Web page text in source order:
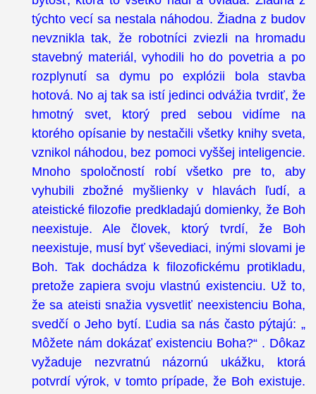
týchto vecí sa nestala náhodou. Žiadna z budov
nevznikla tak, že robotníci zviezli na hromadu
stavebný materiál, vyhodili ho do povetria a po
rozplynutí sa dymu po explózii bola stavba
hotová. No aj tak sa istí jedinci odvážia tvrdiť, že
hmotný svet, ktorý pred sebou vidíme na
ktorého opísanie by nestačili všetky knihy sveta,
vznikol náhodou, bez pomoci vyššej inteligencie.
Mnoho spoločností robí všetko pre to, aby
vyhubili zbožné myšlienky v hlavách ľudí, a
ateistické filozofie predkladajú domienky, že Boh
neexistuje. Ale človek, ktorý tvrdí, že Boh
neexistuje, musí byť vševediaci, inými slovami je
Boh. Tak dochádza k filozofickému protikladu,
pretože zapiera svoju vlastnú existenciu. Už to,
že sa ateisti snažia vysvetliť neexistenciu Boha,
svedčí o Jeho bytí. Ľudia sa nás často pýtajú: „
Môžete nám dokázať existenciu Boha?“ . Dôkaz
vyžaduje nezvratnú názornú ukážku, ktorá
potvrdí výrok, v tomto prípade, že Boh existuje.